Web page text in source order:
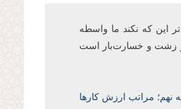
این که نکند ما واسطه
زشت و خسارتبار است
نهم؛ مراتب ارزش کارها